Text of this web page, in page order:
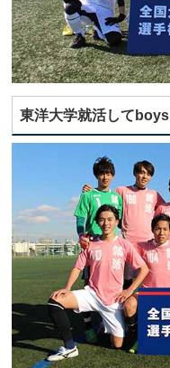
東洋大学就活してboys